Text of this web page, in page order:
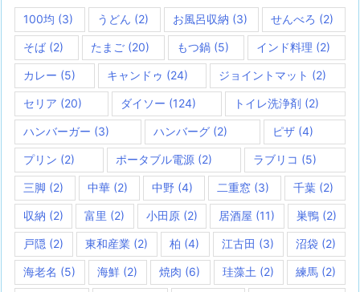
100均 (3) うどん (2) お風呂収納 (3) せんべろ (2)
そば (2) たまご (20) もつ鍋 (5) インド料理 (2)
カレー (5) キャンドゥ (24) ジョイントマット (2)
セリア (20) ダイソー (124) トイレ洗浄剤 (2)
ハンバーガー (3) ハンバーグ (2) ピザ(4)
プリン (2) ポータブル電源 (2) ラブリコ (5)
三脚 (2) 中華 (2) 中野 (4) 二重窓 (3) 千葉 (2)
収納 (2) 富里 (2) 小田原(2) 居酒屋 (11) 巣鴨(2)
戸隠 (2) 東和産業 (2) 柏 (4) 江古田 (3) 沼袋(2)
海老名 (5) 海鮮 (2) 焼肉 (6) 珪藻土 (2) 練馬(2)